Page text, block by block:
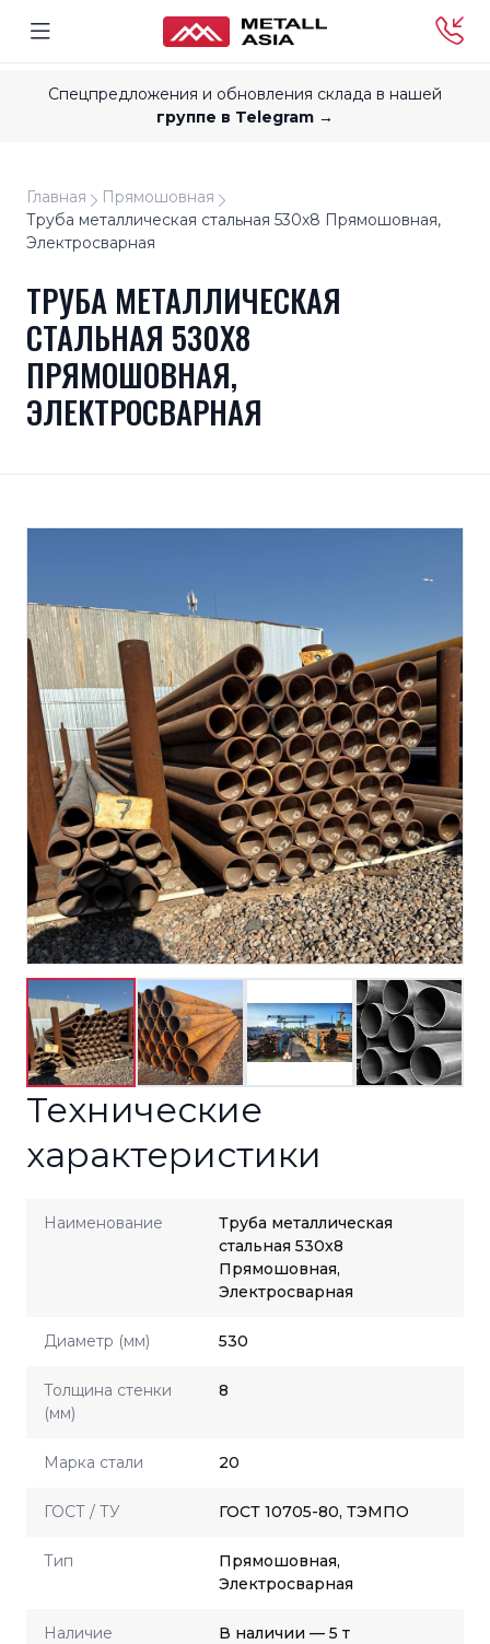
Спецпредложения и обновления склада в нашей
группе в Telegram →
Главная
Прямошовная
Труба металлическая стальная 530x8 Прямошовная,
Электросварная
ТРУБА МЕТАЛЛИЧЕСКАЯ
СТАЛЬНАЯ 530X8
ПРЯМОШОВНАЯ,
ЭЛЕКТРОСВАРНАЯ
Технические
характеристики
Наименование
Труба металлическая
стальная 530x8
Прямошовная,
Электросварная
Диаметр (мм) 530
Толщина стенки
(мм)
8
Марка стали 20
ГОСТ / ТУ ГОСТ 10705-80, ТЭМПО
Тип
Прямошовная,
Электросварная
Наличие В наличии — 5 т